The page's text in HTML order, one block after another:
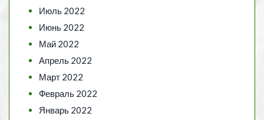
Июль 2022
Июнь 2022
Май 2022
Апрель 2022
Март 2022
Февраль 2022
Январь 2022